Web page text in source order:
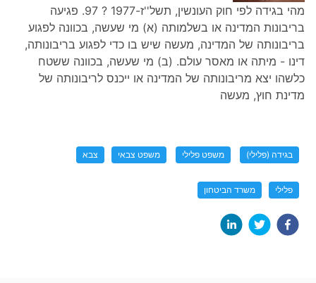
מהי בגידה לפי חוק העונשין, תשל''ז-1977 ? 97. פגיעה
בריבונות המדינה או בשלמותה (א) מי שעשה, בכוונה לפגוע
בריבונותה של המדינה, מעשה שיש בו כדי לפגוע בריבונותה,
דינו - מיתה או מאסר עולם. (ב) מי שעשה, בכוונה ששטח
כלשהו יצא מריבונותה של המדינה או ייכנס לריבונותה של
מדינת חוץ, מעשה
בגידה (פלילי) משפט פלילי משפט צבאי צבא
פלילי משרד הביטחון